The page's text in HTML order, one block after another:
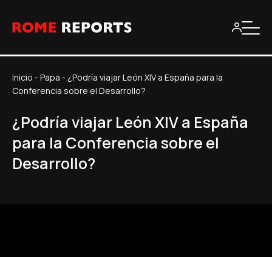
Inicio - Papa - ¿Podría viajar León XIV a España para la
Conferencia sobre el Desarrollo?
¿Podría viajar León XIV a España
para la Conferencia sobre el
Desarrollo?